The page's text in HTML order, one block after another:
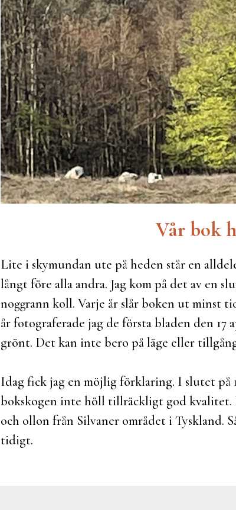
Vår bok
Lite i skymundan ute på heden står en
långt före alla andra. Jag kom på det av en
noggrann koll. Varje år slår boken ut minst
år fotograferade jag de första bladen den 17
grönt. Det kan inte bero på läge eller
Idag fick jag en möjlig förklaring. I slutet på
bokskogen inte höll tillräckligt god kvalitet.
och ollon från Silvaner området i Tyskland.
tidigt.